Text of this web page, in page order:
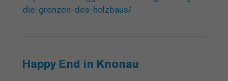
die-grenzen-des-holzbaus/
Happy End in Knonau